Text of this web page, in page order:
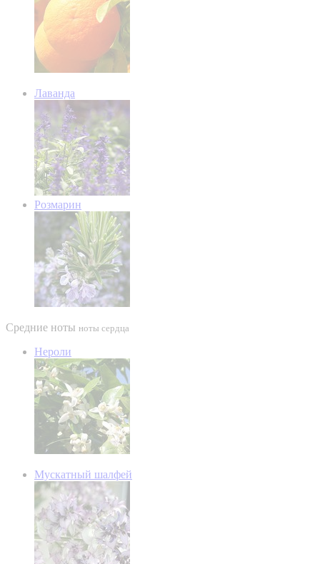
Лаванда
Розмарин
Средние ноты ноты сердца
Нероли
Мускатный шалфей